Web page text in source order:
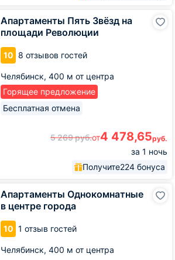
Апартаменты Пять Звёзд на
площади Революции
10 8 отзывов гостей
Челябинск, 400 м от центра
Горящее предложение
Бесплатная отмена
5 269руб.от4 478,65руб.
за 1 ночь
Получите224 бонуса
Апартаменты Однокомнатные
в центре города
10 1 отзыв гостей
Челябинск, 400 м от центра